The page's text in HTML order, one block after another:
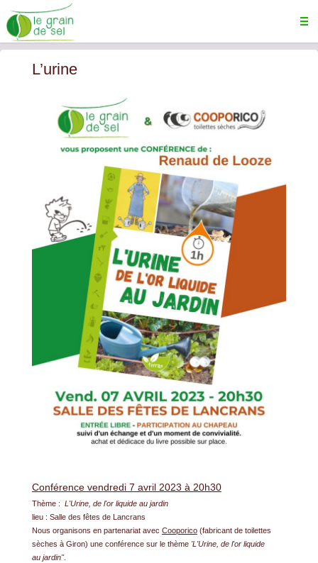
L’urine
Conférence vendredi 7 avril 2023 à 20h30
Thème : L'Urine, de l'or liquide au jardin
lieu : Salle des fêtes de Lancrans
Nous organisons en partenariat avec Cooporico(fabricant de toilettes
sèches à Giron) une conférence sur le thème 'L'Urine, de l'or liquide
au jardin".